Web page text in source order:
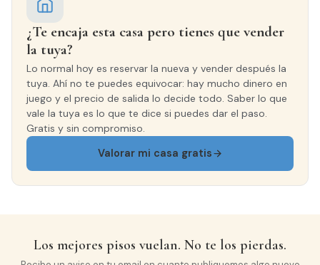
Aluminio
¿Te encaja esta casa pero tienes que vender
la tuya?
Lo normal hoy es reservar la nueva y vender después la
tuya. Ahí no te puedes equivocar: hay mucho dinero en
juego y el precio de salida lo decide todo. Saber lo que
vale la tuya es lo que te dice si puedes dar el paso.
Gratis y sin compromiso.
Valorar mi casa gratis
Los mejores pisos vuelan. No te los pierdas.